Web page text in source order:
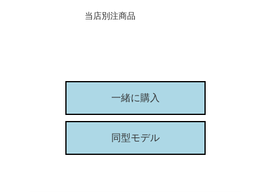
当店別注商品
一緒に購入
同型モデル